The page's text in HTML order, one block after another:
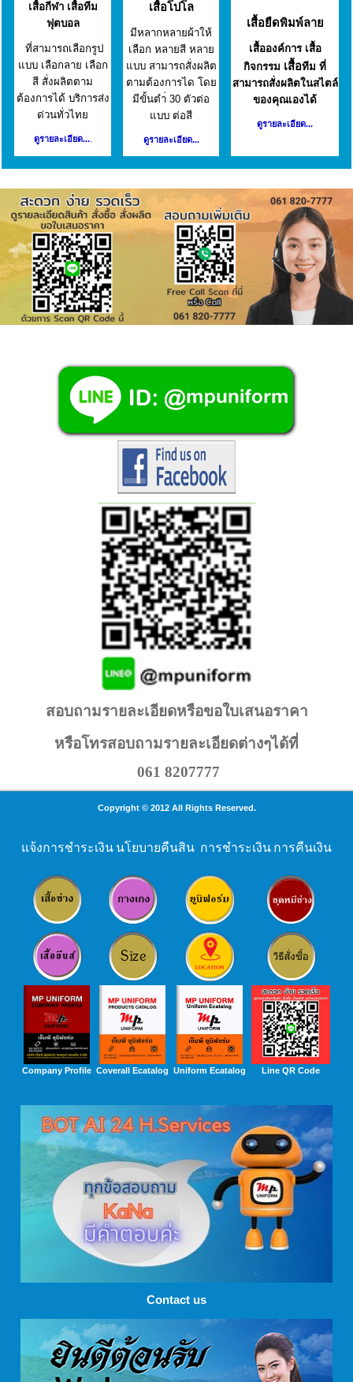
เสื้อกีฬา เสื้อทีม
ฟุตบอล
ที่สามารถเลือกรูป
แบบ เลือกลาย เลือก
สี สั่งผลิตตาม
ต้องการได้ บริการส่ง
ด่วนทั่วไทย
ดูรายละเอียด....
เสื้อโปโล
มีหลากหลายผ้าให้
เลือก หลายสี หลาย
แบบ สามารถสั่งผลิต
ตามต้องการได โดย
มีขั้นตำ่ 30 ตัวต่อ
แบบ ต่อสี
ดูรายละเอียด...
เสื้อยืดพิมพ์ลาย
เสื้อองค์การ เสื้อ
กิจกรรม เสื้อทีม ที่
สามารถสั่งผลิตในสไตล์
ของคุณเองได้
ดูรายละเอียด...
สอบถามรายละเอียดหรือขอใบเสนอราคา
หรือโทรสอบถามรายละเอียดต่างๆได้ที่
061 8207777
Copyright © 2012 All Rights Reserved.
แจ้งการชำระเงิน นโยบายคืนสิน การชำระเงิน การคืนเงิน
Company Profile Coverall Ecatalog Uniform Ecatalog Line QR Code
Contact us